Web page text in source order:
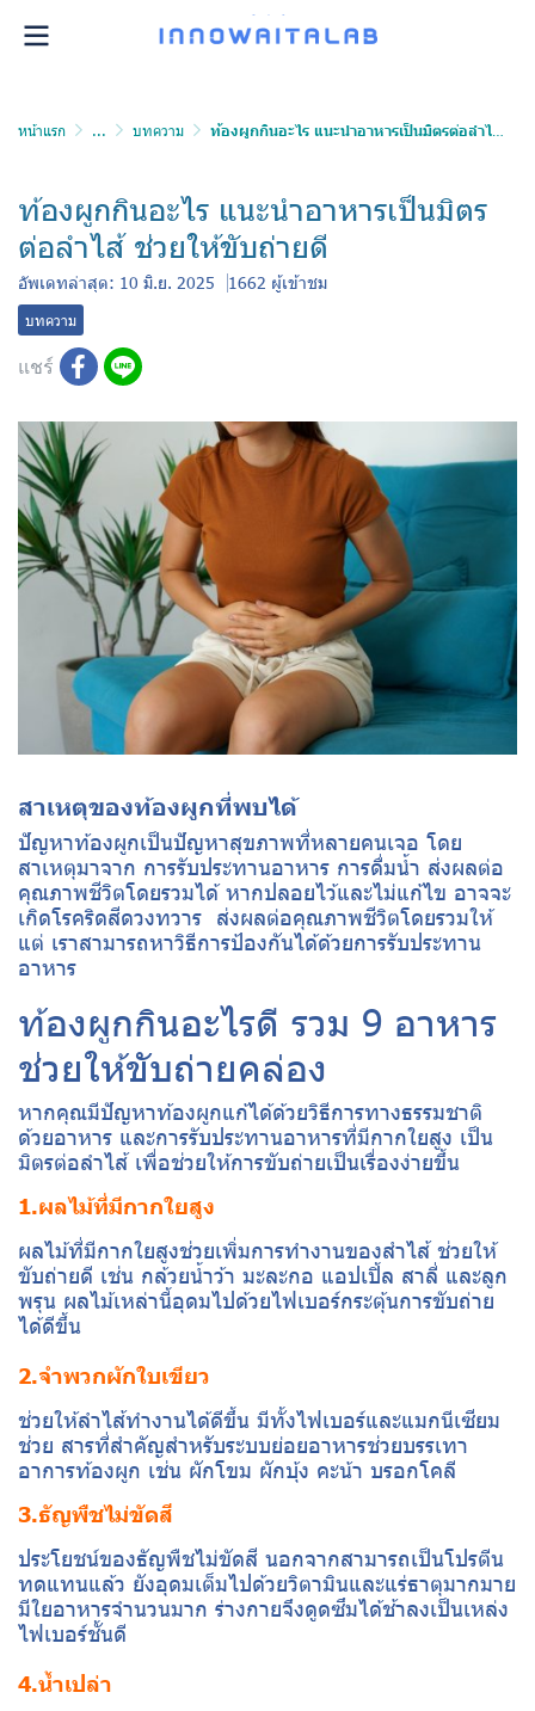
หน้าแรก ... บทความ ท้องผูกกินอะไร แนะนำอาหารเป็นมิตรต่อลำไส้ ช่วยให้ขับถ่ายดี
ท้องผูกกินอะไร แนะนำอาหารเป็นมิตร
ต่อลำไส้ ช่วยให้ขับถ่ายดี
อัพเดทล่าสุด: 10 มิ.ย. 2025 1662 ผู้เข้าชม
บทความ
แชร์
สาเหตุของท้องผูกที่พบได้
ปัญหาท้องผูกเป็นปัญหาสุขภาพที่หลายคนเจอ โดย
สาเหตุมาจาก การรับประทานอาหาร การดื่มน้ำ ส่งผลต่อ
คุณภาพชีวิตโดยรวมได้ หากปลอยไว้และไม่แก้ไข อาจจะ
เกิดโรคริดสีดวงทวาร ส่งผลต่อคุณภาพชีวิตโดยรวมให้
แต่ เราสามารถหาวิธีการป้องกันได้ด้วยการรับประทาน
อาหาร
ท้องผูกกินอะไรดี รวม 9 อาหาร
ช่วยให้ขับถ่ายคล่อง
หากคุณมีปัญหาท้องผูกแก้ได้ด้วยวิธีการทางธรรมชาติ
ด้วยอาหาร และการรับประทานอาหารที่มีกากใยสูง เป็น
มิตรต่อลำไส้ เพื่อช่วยให้การขับถ่ายเป็นเรื่องง่ายขึ้น
1.ผลไม้ที่มีกากใยสูง
ผลไม้ที่มีกากใยสูงช่วยเพิ่มการทำงานของสำไส้ ช่วยให้
ขับถ่ายดี เช่น กล้วยน้ำว้า มะละกอ แอปเปิ้ล สาลี่ และลูก
พรุน ผลไม้เหล่านี้อุดมไปด้วยไฟเบอร์กระตุ้นการขับถ่าย
ได้ดีขึ้น
2.จำพวกผักใบเขียว
ช่วยให้ลำไส้ทำงานได้ดีขึ้น มีทั้งไฟเบอร์และแมกนีเซียม
ช่วย สารที่สำคัญสำหรับระบบย่อยอาหารช่วยบรรเทา
อาการท้องผูก เช่น ผักโขม ผักบุ้ง คะน้า บรอกโคลี
3.ธัญพืชไม่ขัดสี
ประโยชน์ของธัญพืชไม่ขัดสี นอกจากสามารถเป็นโปรตีน
ทดแทนแล้ว ยังอุดมเต็มไปด้วยวิตามินและแร่ธาตุมากมาย
มีใยอาหารจำนวนมาก ร่างกายจึงดูดซึมได้ช้าลงเป็นเหล่ง
ไฟเบอร์ชั้นดี
4.น้ำเปล่า